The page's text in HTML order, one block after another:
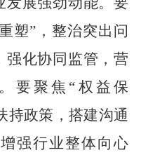
塑” ，整治突出问
强化协同监管，营
要聚焦 “ 权益保
持政策，搭建沟通
强行业整体向心